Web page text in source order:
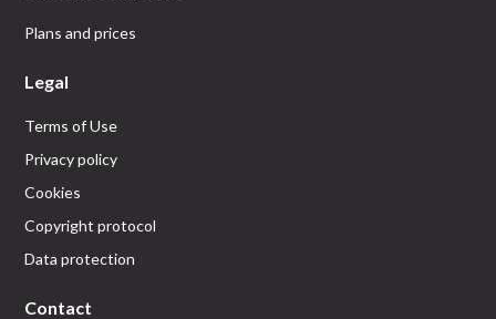
Plans and prices
Legal
Terms of Use
Privacy policy
Cookies
Copyright protocol
Data protection
Contact